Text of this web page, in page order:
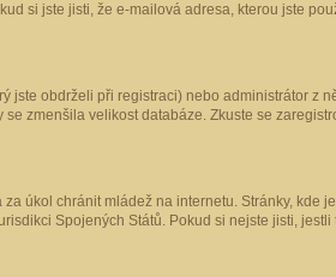
si jste jisti, že e-mailová adresa, kterou jste
obdrželi při registraci) nebo administrátor z
zmenšila velikost databáze. Zkuste se
úkol chránit mládež na internetu. Stránky,
Spojených Států. Pokud si nejste jisti,